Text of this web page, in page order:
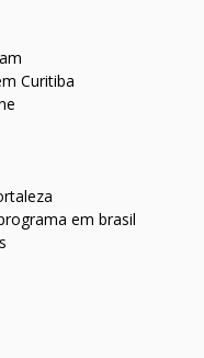
Curitiba
em brasil